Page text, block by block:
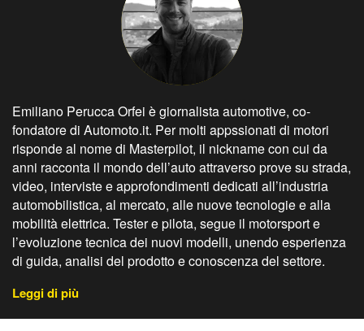
Emiliano Perucca Orfei è giornalista automotive, co-
fondatore di Automoto.it. Per molti appssionati di motori
risponde al nome di Masterpilot, il nickname con cui da
anni racconta il mondo dell’auto attraverso prove su strada,
video, interviste e approfondimenti dedicati all’industria
automobilistica, al mercato, alle nuove tecnologie e alla
mobilità elettrica. Tester e pilota, segue il motorsport e
l’evoluzione tecnica dei nuovi modelli, unendo esperienza
di guida, analisi del prodotto e conoscenza del settore.
Leggi di più